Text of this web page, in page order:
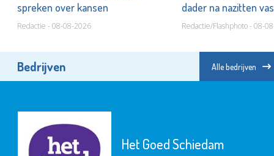
spreken over kansen
Redactie - 08-08-2026
dader na nazitten
Redactie/Flashphoto - 08-
Bedrijven Alle bedrijven
Het Goed Schiedam